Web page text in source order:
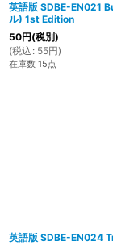
英語版 SDBE-EN021
ル) 1st Edition
50円(税別)
(税込 : 55円)
在庫数 15点
英語版 SDBE-EN024